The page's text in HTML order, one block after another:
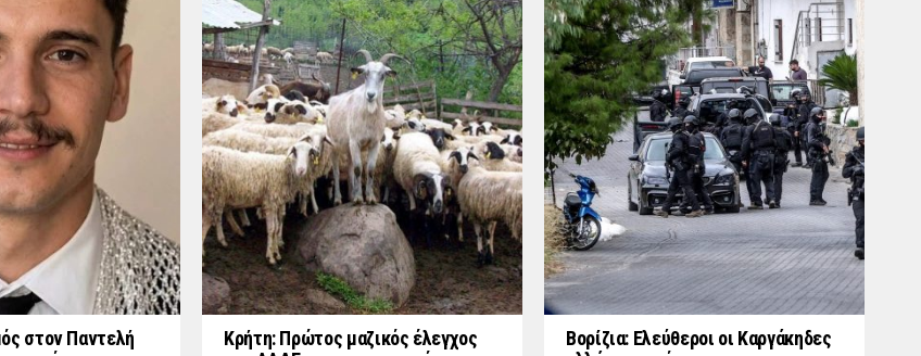
στον Παντελή
Κρήτη: Πρώτος μαζικός έλεγχος
Βορίζια: Ελεύθεροι οι Καργάκηδες